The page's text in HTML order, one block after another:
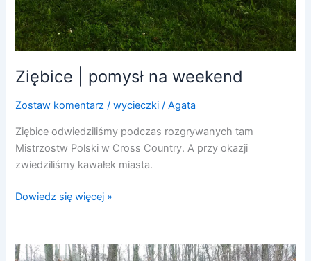
Ziębice | pomysł na weekend
Zostaw komentarz /wycieczki /Agata
Ziębice odwiedziliśmy podczas rozgrywanych tam
Mistrzostw Polski w Cross Country. A przy okazji
zwiedziliśmy kawałek miasta.
Dowiedz się więcej »
Wieżyca